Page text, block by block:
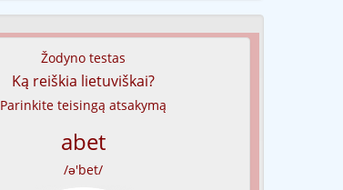
Žodyno testas
Ką reiškia lietuviškai?
Parinkite teisingą atsakymą
abet
/ə'bet/